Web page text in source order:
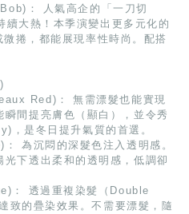
： 人氣高企的「一刀切
大熱！本季演變出更多元化的
捲，都能展現率性時尚。配搭
Red)： 無需漂髮也能實現
間提亮膚色（顯白），並令秀
，是冬日提升氣質的首選。
為沉悶的深髮色注入透明感。
下透出柔和的透明感，低調卻
： 透過重複染髮（Double
的疊染效果。不需要漂髮，隨